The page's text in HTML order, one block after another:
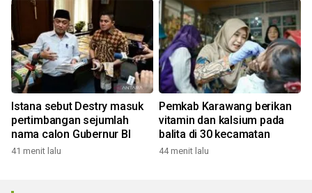
Istana sebut Destry masuk
pertimbangan sejumlah
nama calon Gubernur BI
41 menit lalu
Pemkab Karawang berikan
vitamin dan kalsium pada
balita di 30 kecamatan
44 menit lalu